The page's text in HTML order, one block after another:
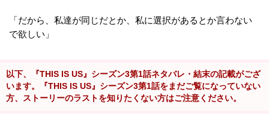
「だから、私達が同じだとか、私に選択があるとか言わない
で欲しい」
以下、『THIS IS US』シーズン3第1話ネタバレ・結末の記載がござ
います。『THIS IS US』シーズン3第1話をまだご覧になっていない
方、ストーリーのラストを知りたくない方はご注意ください。